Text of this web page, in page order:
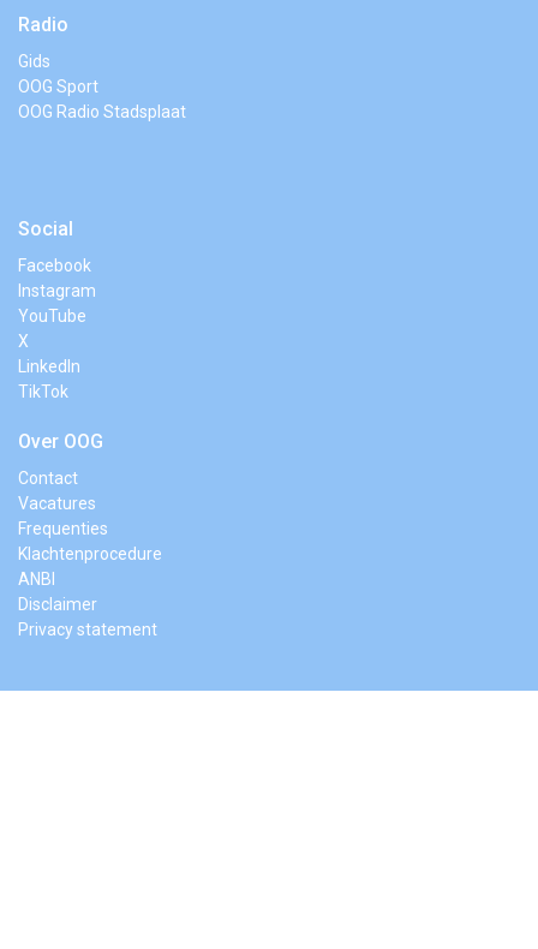
Radio
Gids
OOG Sport
OOG Radio Stadsplaat
Social
Facebook
Instagram
YouTube
X
LinkedIn
TikTok
Over OOG
Contact
Vacatures
Frequenties
Klachtenprocedure
ANBI
Disclaimer
Privacy statement